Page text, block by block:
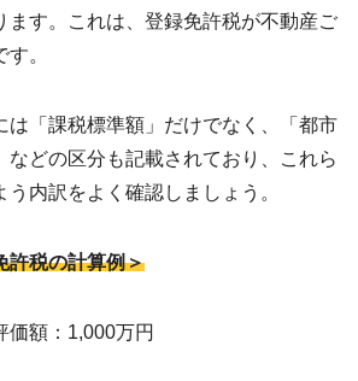
ます。これは、登録免許税が不動産ご
。
は「課税標準額」だけでなく、「都市
などの区分も記載されており、これら
内訳をよく確認しましょう。
許税の計算例＞
価額：1,000万円